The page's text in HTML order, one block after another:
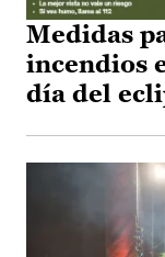
Medidas
incendios
día del